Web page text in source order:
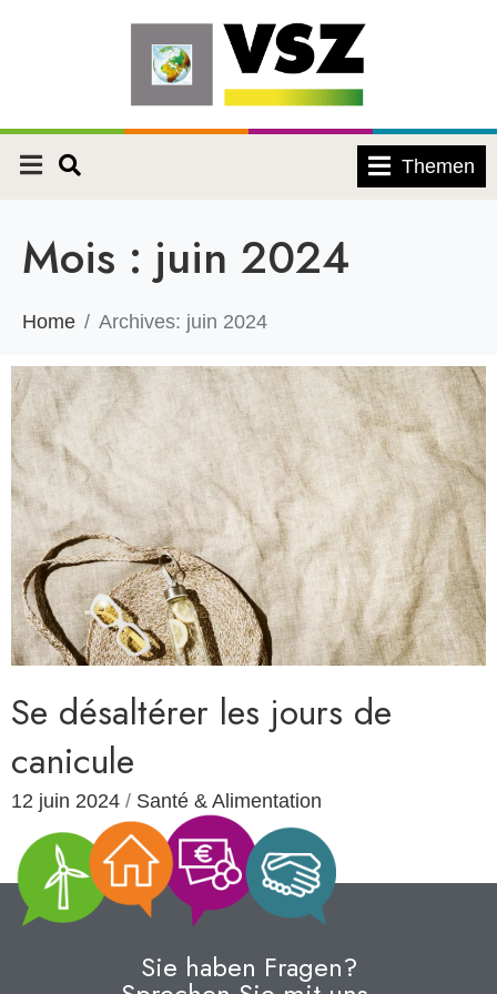
Themen
Mois : juin 2024
Home Archives: juin 2024
Se désaltérer les jours de
canicule
12 juin 2024 / Santé & Alimentation
Sie haben Fragen?